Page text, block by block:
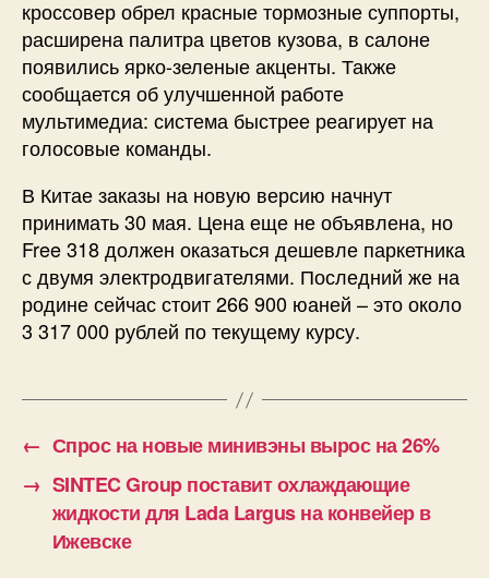
кроссовер обрел красные тормозные суппорты,
расширена палитра цветов кузова, в салоне
появились ярко-зеленые акценты. Также
сообщается об улучшенной работе
мультимедиа: система быстрее реагирует на
голосовые команды.
В Китае заказы на новую версию начнут
принимать 30 мая. Цена еще не объявлена, но
Free 318 должен оказаться дешевле паркетника
с двумя электродвигателями. Последний же на
родине сейчас стоит 266 900 юаней – это около
3 317 000 рублей по текущему курсу.
← Спрос на новые минивэны вырос на 26%
→ SINTEC Group поставит охлаждающие
жидкости для Lada Largus на конвейер в
Ижевске